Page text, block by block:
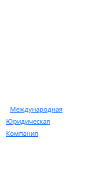
Международная
Юридическая
Компания